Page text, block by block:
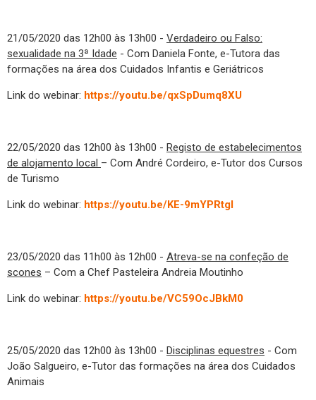
21/05/2020 das 12h00 às 13h00 - Verdadeiro ou Falso:
sexualidade na 3ª Idade - Com Daniela Fonte, e-Tutora das
formações na área dos Cuidados Infantis e Geriátricos
Link do webinar: https://youtu.be/qxSpDumq8XU
22/05/2020 das 12h00 às 13h00 - Registo de estabelecimentos
de alojamento local – Com André Cordeiro, e-Tutor dos Cursos
de Turismo
Link do webinar: https://youtu.be/KE-9mYPRtgI
23/05/2020 das 11h00 às 12h00 - Atreva-se na confeção de
scones – Com a Chef Pasteleira Andreia Moutinho
Link do webinar: https://youtu.be/VC59OcJBkM0
25/05/2020 das 12h00 às 13h00 - Disciplinas equestres - Com
João Salgueiro, e-Tutor das formações na área dos Cuidados
Animais